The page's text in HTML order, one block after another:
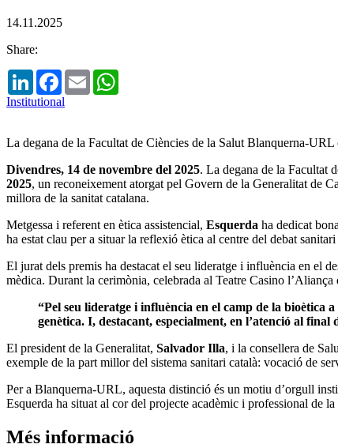
14.11.2025
Share:
LinkedInFacebook
Email
Institutional
La degana de la Facultat de Ciències de la Salut Blanquerna-
Divendres, 14 de novembre del 2025. La degana de la Facultat
2025, un reconeixement atorgat pel Govern de la Generalitat de
millora de la sanitat catalana.
Metgessa i referent en ètica assistencial, Esquerda ha dedicat
ha estat clau per a situar la reflexió ètica al centre del debat
El jurat dels premis ha destacat el seu lideratge i influència en el
mèdica. Durant la cerimònia, celebrada al Teatre Casino
“Pel seu lideratge i influència en el camp de la bioètica
genètica. I, destacant, especialment, en l’atenció al final
El president de la Generalitat, Salvador Illa, i la consellera de
exemple de la part millor del sistema sanitari català: vocació de
Per a Blanquerna-URL, aquesta distinció és un motiu d’orgull
Esquerda ha situat al cor del projecte acadèmic i professional de la
Més informació